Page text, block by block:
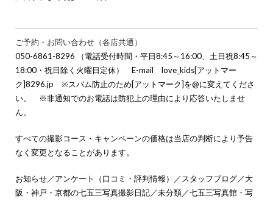
ご予約・お問い合わせ（各店共通）
050-6861-8296 （電話受付時間・平日8:45～16:00、土日祝8:45～
18:00・祝日除く火曜日定休） E-mail love_kids[アットマー
ク]8296.jp ※スパム防止のため[アットマーク]を@に変えてくださ
い。 ※非通知でのお電話は防犯上の理由により応答いたしませ
ん。
すべての撮影コース・キャンペーンの価格は当店の判断により予告
なく変更となることがあります。
お知らせ／アンケート（口コミ・評判情報） ／ スタッフブログ／大
阪・神戸・京都の七五三写真撮影日記／未分類／七五三写真館・写